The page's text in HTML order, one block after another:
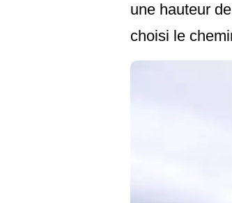
une hauteur
choisi le